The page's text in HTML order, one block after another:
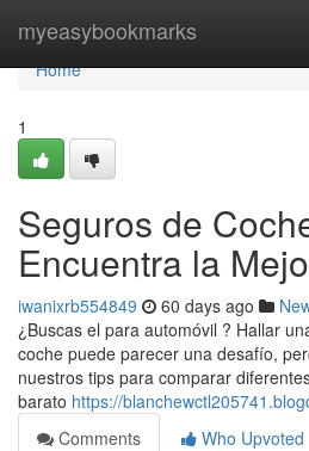
myeasybookmarks
Home
Home
1
Seguros de
Encuentra la
iwanixrb554849 60 days ago
¿Buscas el para automóvil ? Hallar
coche puede parecer una desafío,
nuestros tips para comparar
barato https://
Comments
Who Upvoted